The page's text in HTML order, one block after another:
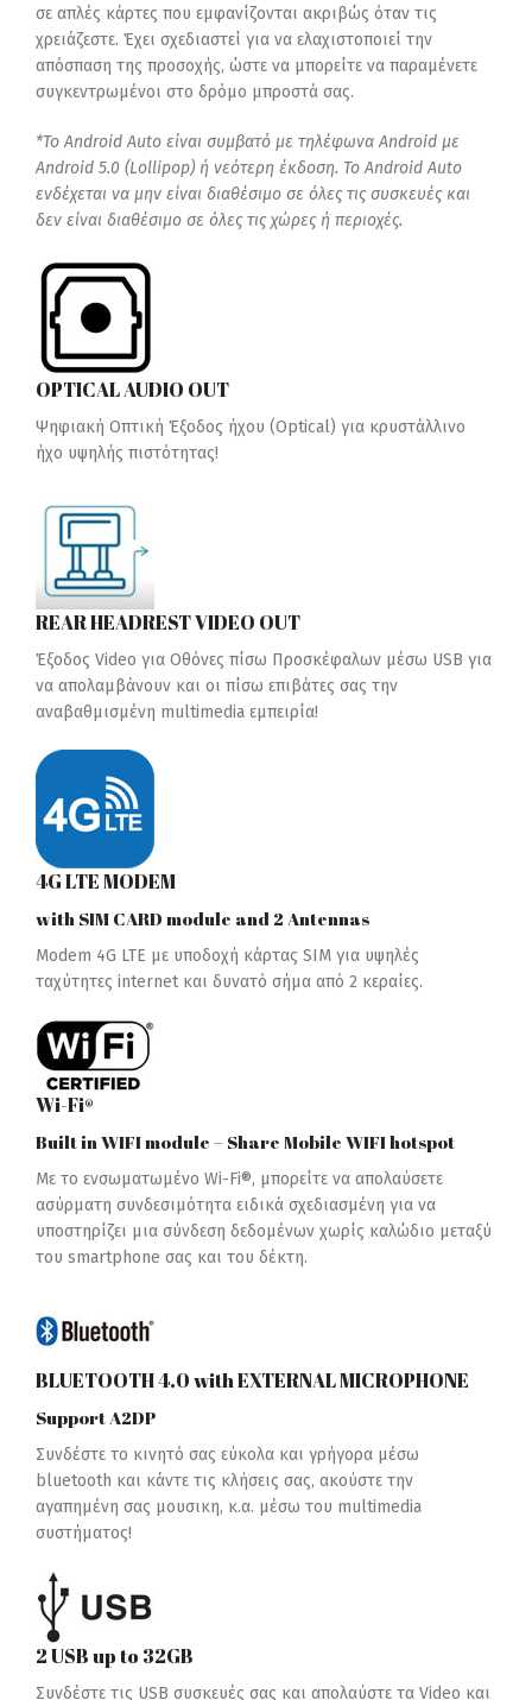
σε απλές κάρτες που εμφανίζονται ακριβώς όταν τις
χρειάζεστε. Έχει σχεδιαστεί για να ελαχιστοποιεί την
απόσπαση της προσοχής, ώστε να μπορείτε να παραμένετε
συγκεντρωμένοι στο δρόμο μπροστά σας.
*Το Android Auto είναι συμβατό με τηλέφωνα Android με
Android 5.0 (Lollipop) ή νεότερη έκδοση. Το Android Auto
ενδέχεται να μην είναι διαθέσιμο σε όλες τις συσκευές και
δεν είναι διαθέσιμο σε όλες τις χώρες ή περιοχές.
OPTICAL AUDIO OUT
Ψηφιακή Οπτική Έξοδος ήχου (Optical) για κρυστάλλινο
ήχο υψηλής πιστότητας!
REAR HEADREST VIDEO OUT
Έξοδος Video για Οθόνες πίσω Προσκέφαλων μέσω USB για
να απολαμβάνουν και οι πίσω επιβάτες σας την
αναβαθμισμένη multimedia εμπειρία!
4G LTE MODEM
with SIM CARD module and 2 Antennas
Modem 4G LTE με υποδοχή κάρτας SIM για υψηλές
ταχύτητες internet και δυνατό σήμα από 2 κεραίες.
Wi-Fi®
Built in WIFI module – Share Mobile WIFI hotspot
Με το ενσωματωμένο Wi-Fi®, μπορείτε να απολαύσετε
ασύρματη συνδεσιμότητα ειδικά σχεδιασμένη για να
υποστηρίζει μια σύνδεση δεδομένων χωρίς καλώδιο μεταξύ
του smartphone σας και του δέκτη.
BLUETOOTH 4.0 with EXTERNAL MICROPHONE
Support A2DP
Συνδέστε το κινητό σας εύκολα και γρήγορα μέσω
bluetooth και κάντε τις κλήσεις σας, ακούστε την
αγαπημένη σας μουσικη, κ.α. μέσω του multimedia
συστήματος!
2 USB up to 32GB
Συνδέστε τις USB συσκευές σας και απολαύστε τα Video και